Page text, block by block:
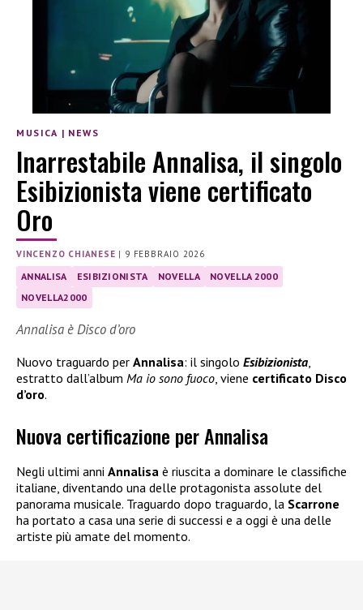
MUSICA | NEWS
Inarrestabile Annalisa, il singolo
Esibizionista viene certificato
Oro
VINCENZO CHIANESE | 9 FEBBRAIO 2026
ANNALISA ESIBIZIONISTA NOVELLA
NOVELLA 2000
NOVELLA2000
Annalisa è Disco d’oro
Nuovo traguardo per Annalisa: il singolo Esibizionista,
estratto dall’album Ma io sono fuoco, viene certificato Disco
d’oro.
Nuova certificazione per Annalisa
Negli ultimi anni Annalisa è riuscita a dominare le classifiche
italiane, diventando una delle protagonista assolute del
panorama musicale. Traguardo dopo traguardo, la Scarrone
ha portato a casa una serie di successi e a oggi è una delle
artiste più amate del momento.